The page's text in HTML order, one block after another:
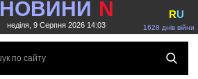
НОВИНИ N
неділя, 9 Серпня 2026 14:03 1628 днів війни
RU